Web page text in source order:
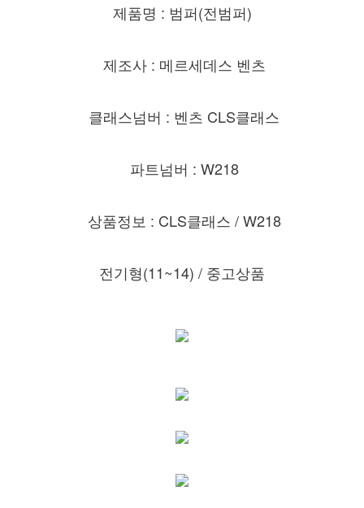
제품명 : 범퍼(전범퍼)
제조사 : 메르세데스 벤츠
클래스넘버 : 벤츠 CLS클래스
파트넘버 : W218
상품정보 : CLS클래스 / W218
전기형(11~14) / 중고상품